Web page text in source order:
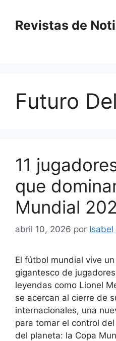
contenido
Revistas de
Futuro
11
que
Mundial
abril 10, 2026 por Isabel
El fútbol mundial vive
gigantesco de
leyendas como Lionel
se acercan al cierre de
internacionales, una
para tomar el control
del planeta: la Copa